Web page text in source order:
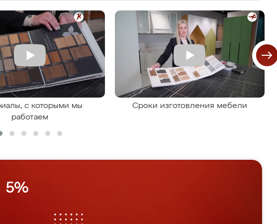
с которыми мы
работаем
Сроки изготовления мебели